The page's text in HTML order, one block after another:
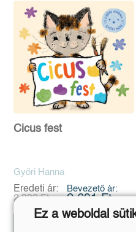
Cicus fest
Győri Hanna
Eredeti ár:
2 990 Ft
Bevezető ár:
2 691 Ft
Ez a weboldal